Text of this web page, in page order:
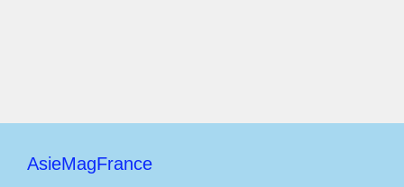
AsieMagFrance